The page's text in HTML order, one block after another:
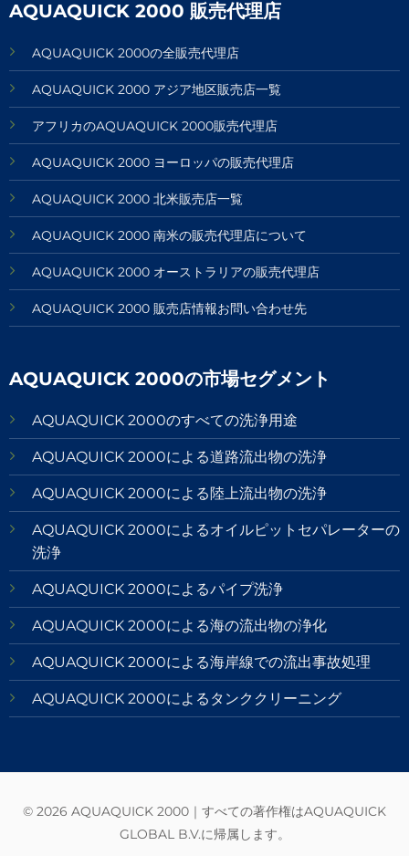
AQUAQUICK 2000 販売代理店
AQUAQUICK 2000の全販売代理店
AQUAQUICK 2000 アジア地区販売店一覧
アフリカのAQUAQUICK 2000販売代理店
AQUAQUICK 2000 ヨーロッパの販売代理店
AQUAQUICK 2000 北米販売店一覧
AQUAQUICK 2000 南米の販売代理店について
AQUAQUICK 2000 オーストラリアの販売代理店
AQUAQUICK 2000 販売店情報お問い合わせ先
AQUAQUICK 2000の市場セグメント
AQUAQUICK 2000のすべての洗浄用途
AQUAQUICK 2000による道路流出物の洗浄
AQUAQUICK 2000による陸上流出物の洗浄
AQUAQUICK 2000によるオイルピットセパレーターの
洗浄
AQUAQUICK 2000によるパイプ洗浄
AQUAQUICK 2000による海の流出物の浄化
AQUAQUICK 2000による海岸線での流出事故処理
AQUAQUICK 2000によるタンククリーニング
© 2026 AQUAQUICK 2000｜すべての著作権はAQUAQUICK
GLOBAL B.V.に帰属します。